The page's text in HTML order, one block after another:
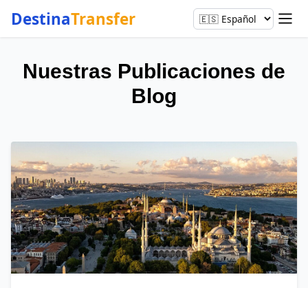
DestinaTransfer
Nuestras Publicaciones de
Blog